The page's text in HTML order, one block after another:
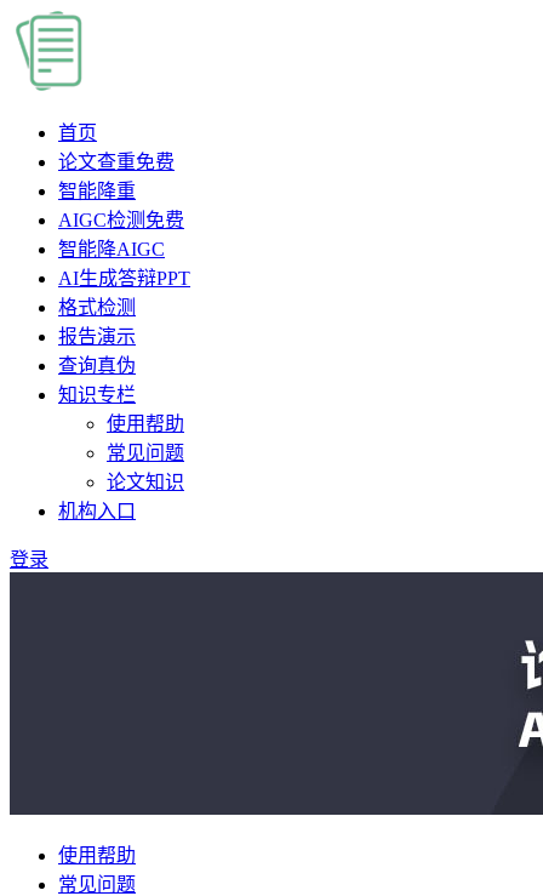
首页
论文查重免费
智能降重
AIGC检测 免费
智能降AIGC
AI生成答辩PPT
格式检测
报告演示
查询真伪
知识专栏
使用帮助
常见问题
论文知识
机构入口
登录
使用帮助
常见问题